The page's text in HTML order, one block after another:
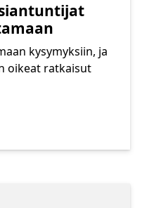
kysymyksiin, ja
oikeat ratkaisut